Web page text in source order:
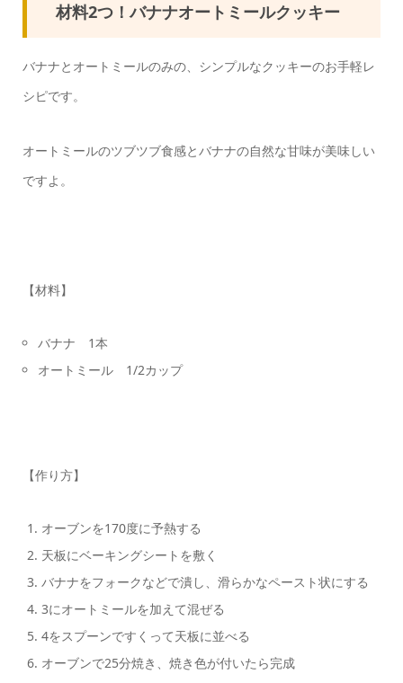
材料2つ！バナナオートミールクッキー
バナナとオートミールのみの、シンプルなクッキーのお手軽レ
シピです。
オートミールのツブツブ食感とバナナの自然な甘味が美味しい
ですよ。
【材料】
バナナ 1本
オートミール 1/2カップ
【作り方】
オーブンを170度に予熱する
天板にベーキングシートを敷く
バナナをフォークなどで潰し、滑らかなペースト状にする
3にオートミールを加えて混ぜる
4をスプーンですくって天板に並べる
オーブンで25分焼き、焼き色が付いたら完成